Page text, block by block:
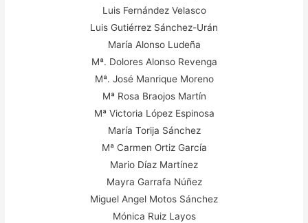
Luis Fernández Velasco
Luis Gutiérrez Sánchez-Urán
María Alonso Ludeña
Mª. Dolores Alonso Revenga
Mª. José Manrique Moreno
Mª Rosa Braojos Martín
Mª Victoria López Espinosa
María Torija Sánchez
Mª Carmen Ortiz García
Mario Díaz Martínez
Mayra Garrafa Núñez
Miguel Angel Motos Sánchez
Mónica Ruiz Layos